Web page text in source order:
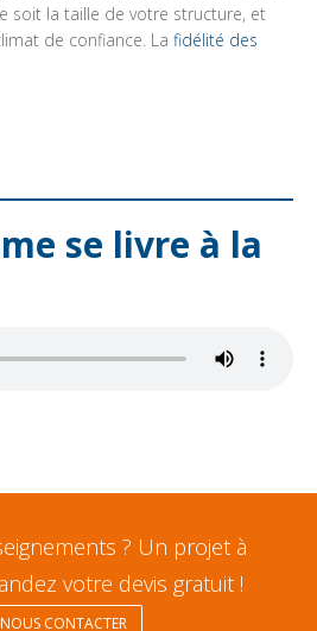
soit la taille de votre structure, et
de confiance. La fidélité des
se livre à la
? Un projet à
votre devis gratuit !
NOUS CONTACTER